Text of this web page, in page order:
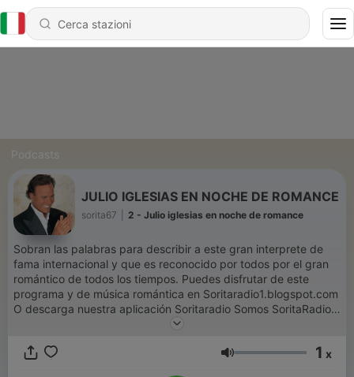
Podcasts
JULIO IGLESIAS EN NOCHE DE ROMANCE
sorita67 2 - Julio iglesias en noche de romance
Sobran las palabras para describir a este gran interprete de
fama internacional y que es reconocido por todos por el gran
romántico de todos los tiempos. Puedes disfrutar de este
programa y de música romántica en Soritaradio1.blogspot.com
O descarga nuestra aplicación Soritaradio Somos SoritaRadio
La radio que es para tì The radio That is for you
Volume 1 x